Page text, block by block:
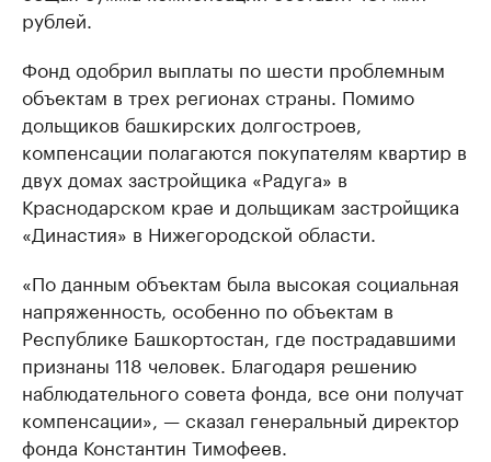
рублей.
Фонд одобрил выплаты по шести проблемным
объектам в трех регионах страны. Помимо
дольщиков башкирских долгостроев,
компенсации полагаются покупателям квартир в
двух домах застройщика «Радуга» в
Краснодарском крае и дольщикам застройщика
«Династия» в Нижегородской области.
«По данным объектам была высокая социальная
напряженность, особенно по объектам в
Республике Башкортостан, где пострадавшими
признаны 118 человек. Благодаря решению
наблюдательного совета фонда, все они получат
компенсации», — сказал генеральный директор
фонда Константин Тимофеев.